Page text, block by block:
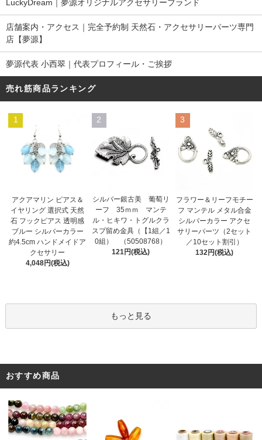
LuckyDream｜夢源オリジナルアクセサリーブランド
店舗案内・アクセス｜完全予約制 天然石・アクセサリーパーツ専門
店【夢源】
夢源代表 小西翠｜代表プロフィール・ご挨拶
売れ筋商品ランキング
1
アクアマリン ピアス＆
イヤリング 選択式 天然
石 フックピアス 透明感
ブルー シルバーカラー
約4.5cm ハンドメイドア
クセサリー
4,048円(税込)
2
シルバー銀古美 葡萄リ
ーフ 35ｍｍ マンテ
ル・ヒキワ・トグルクラ
スプ留め金具（【1組／1
0組） （50508768）
121円(税込)
3
フラワー＆リーフモチー
フ マンテル メタル合金
シルバーカラー アクセ
サリーパーツ（2セット
／10セット割引）
132円(税込)
もっと見る
おすすめ商品